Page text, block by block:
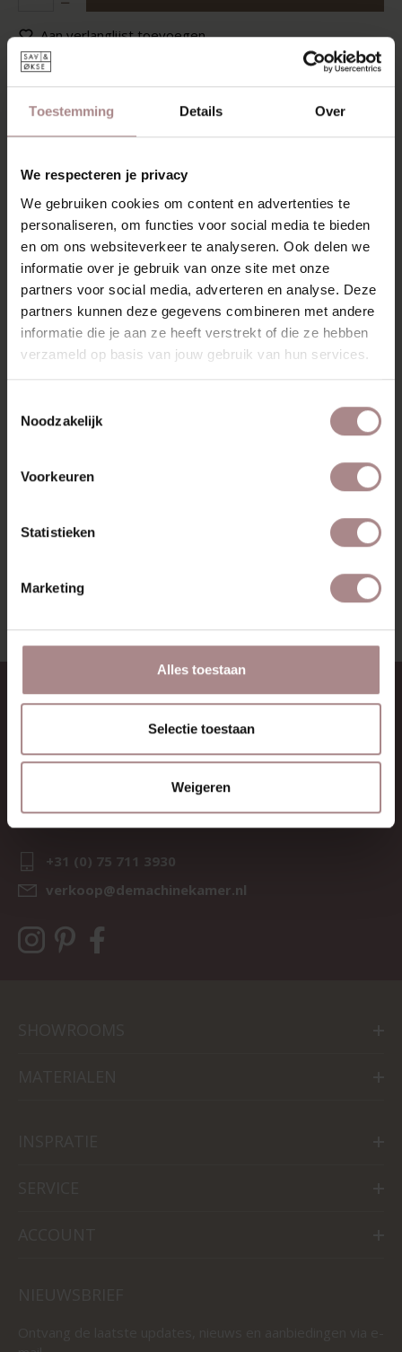
Toestemming Details Over
We respecteren je privacy
We gebruiken cookies om content en advertenties te
personaliseren, om functies voor social media te bieden
en om ons websiteverkeer te analyseren. Ook delen we
informatie over je gebruik van onze site met onze
partners voor social media, adverteren en analyse. Deze
partners kunnen deze gegevens combineren met andere
informatie die je aan ze heeft verstrekt of die ze hebben
verzameld op basis van jouw gebruik van hun services.
Noodzakelijk
Voorkeuren
Statistieken
Marketing
Alles toestaan
Selectie toestaan
Weigeren
Aan verlanglijst toevoegen
Op voorraad:
Levertijd: 2-5 werkdagen
RECENT BEKEKEN
HOUTSTAAL EIKEN
VANAF
CONTACT
Sav & Økse is een onderdeel van
De Machinekamer
IBAN:NL21 RABO 0126 3237 47
+31 (0) 75 711 3930
verkoop@demachinekamer.nl